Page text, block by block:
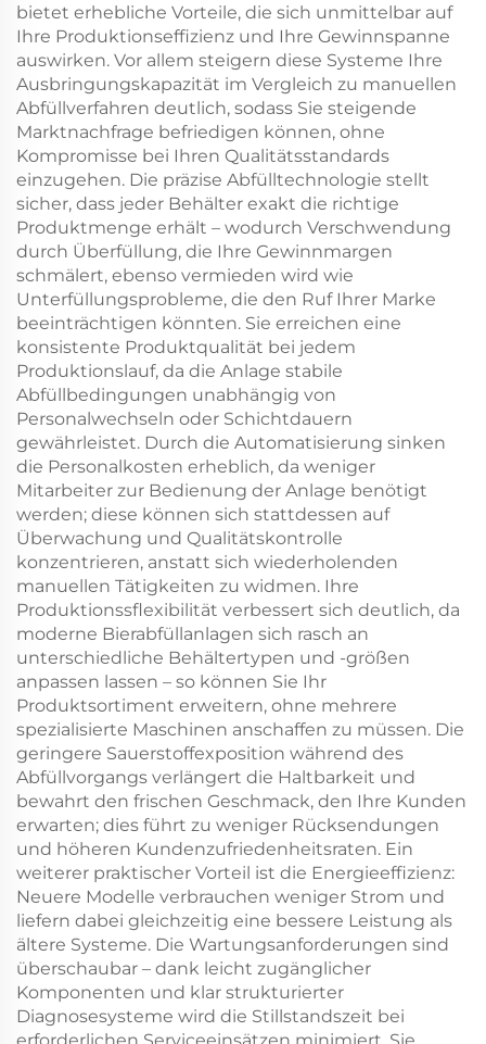
bietet erhebliche Vorteile, die sich unmittelbar auf
Ihre Produktionseffizienz und Ihre Gewinnspanne
auswirken. Vor allem steigern diese Systeme Ihre
Ausbringungskapazität im Vergleich zu manuellen
Abfüllverfahren deutlich, sodass Sie steigende
Marktnachfrage befriedigen können, ohne
Kompromisse bei Ihren Qualitätsstandards
einzugehen. Die präzise Abfülltechnologie stellt
sicher, dass jeder Behälter exakt die richtige
Produktmenge erhält – wodurch Verschwendung
durch Überfüllung, die Ihre Gewinnmargen
schmälert, ebenso vermieden wird wie
Unterfüllungsprobleme, die den Ruf Ihrer Marke
beeinträchtigen könnten. Sie erreichen eine
konsistente Produktqualität bei jedem
Produktionslauf, da die Anlage stabile
Abfüllbedingungen unabhängig von
Personalwechseln oder Schichtdauern
gewährleistet. Durch die Automatisierung sinken
die Personalkosten erheblich, da weniger
Mitarbeiter zur Bedienung der Anlage benötigt
werden; diese können sich stattdessen auf
Überwachung und Qualitätskontrolle
konzentrieren, anstatt sich wiederholenden
manuellen Tätigkeiten zu widmen. Ihre
Produktionssflexibilität verbessert sich deutlich, da
moderne Bierabfüllanlagen sich rasch an
unterschiedliche Behältertypen und -größen
anpassen lassen – so können Sie Ihr
Produktsortiment erweitern, ohne mehrere
spezialisierte Maschinen anschaffen zu müssen. Die
geringere Sauerstoffexposition während des
Abfüllvorgangs verlängert die Haltbarkeit und
bewahrt den frischen Geschmack, den Ihre Kunden
erwarten; dies führt zu weniger Rücksendungen
und höheren Kundenzufriedenheitsraten. Ein
weiterer praktischer Vorteil ist die Energieeffizienz:
Neuere Modelle verbrauchen weniger Strom und
liefern dabei gleichzeitig eine bessere Leistung als
ältere Systeme. Die Wartungsanforderungen sind
überschaubar – dank leicht zugänglicher
Komponenten und klar strukturierter
Diagnosesysteme wird die Stillstandszeit bei